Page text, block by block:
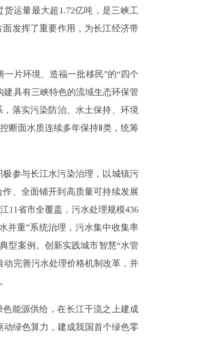
运量最大超1.72亿吨，是三峡工
发挥了重要作用，为长江经济带
片环境、造福一批移民”的“四个
具有三峡特色的流域生态环保管
落实污染防治、水土保持、环境
断面水质连续多年保持Ⅱ类，统筹
参与长江水污染治理，以城镇污
、全面铺开到高质量可持续发展
11省市全覆盖，污水处理规模436
并重”系统治理，污水集中收集率
型案例。创新实践城市智慧“水管
完善污水处理价格机制改革，并
能源供给，在长江干流之上建成
绿色算力，建成我国首个绿色零